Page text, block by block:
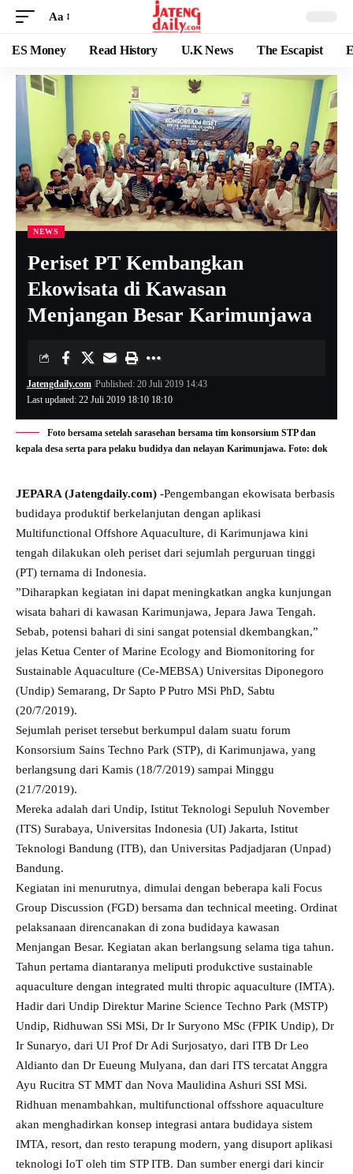
Aa
ES Money Read History U.K News The Escapist
NEWS
Periset PT Kembangkan
Ekowisata di Kawasan
Menjangan Besar Karimunjawa
Last updated: 22 Juli 2019 18:10 18:10
Jatengdaily.com Published: 20 Juli 2019 14:43
Foto bersama setelah sarasehan bersama tim konsorsium STP dan
kepala desa serta para pelaku budidya dan nelayan Karimunjawa. Foto: dok
JEPARA (Jatengdaily.com) -Pengembangan ekowisata berbasis
budidaya produktif berkelanjutan dengan aplikasi
Multifunctional Offshore Aquaculture, di Karimunjawa kini
tengah dilakukan oleh periset dari sejumlah perguruan tinggi
(PT) ternama di Indonesia.
”Diharapkan kegiatan ini dapat meningkatkan angka kunjungan
wisata bahari di kawasan Karimunjawa, Jepara Jawa Tengah.
Sebab, potensi bahari di sini sangat potensial dkembangkan,”
jelas Ketua Center of Marine Ecology and Biomonitoring for
Sustainable Aquaculture (Ce-MEBSA) Universitas Diponegoro
(Undip) Semarang, Dr Sapto P Putro MSi PhD, Sabtu
(20/7/2019).
Sejumlah periset tersebut berkumpul dalam suatu forum
Konsorsium Sains Techno Park (STP), di Karimunjawa, yang
berlangsung dari Kamis (18/7/2019) sampai Minggu
(21/7/2019).
Mereka adalah dari Undip, Istitut Teknologi Sepuluh November
(ITS) Surabaya, Universitas Indonesia (UI) Jakarta, Istitut
Teknologi Bandung (ITB), dan Universitas Padjadjaran (Unpad)
Bandung.
Kegiatan ini menurutnya, dimulai dengan beberapa kali Focus
Group Discussion (FGD) bersama dan technical meeting. Ordinat
pelaksanaan direncanakan di zona budidaya kawasan
Menjangan Besar. Kegiatan akan berlangsung selama tiga tahun.
Tahun pertama diantaranya meliputi produkctive sustainable
aquaculture dengan integrated multi thropic aquaculture (IMTA).
Hadir dari Undip Direktur Marine Science Techno Park (MSTP)
Undip, Ridhuwan SSi MSi, Dr Ir Suryono MSc (FPIK Undip), Dr
Ir Sunaryo, dari UI Prof Dr Adi Surjosatyo, dari ITB Dr Leo
Aldianto dan Dr Eueung Mulyana, dan dari ITS tercatat Anggra
Ayu Rucitra ST MMT dan Nova Maulidina Ashuri SSI MSi.
Ridhuan menambahkan, multifunctional offsshore aquaculture
akan menghadirkan konsep integrasi antara budidaya sistem
IMTA, resort, dan resto terapung modern, yang disuport aplikasi
teknologi IoT oleh tim STP ITB. Dan sumber energi dari kincir